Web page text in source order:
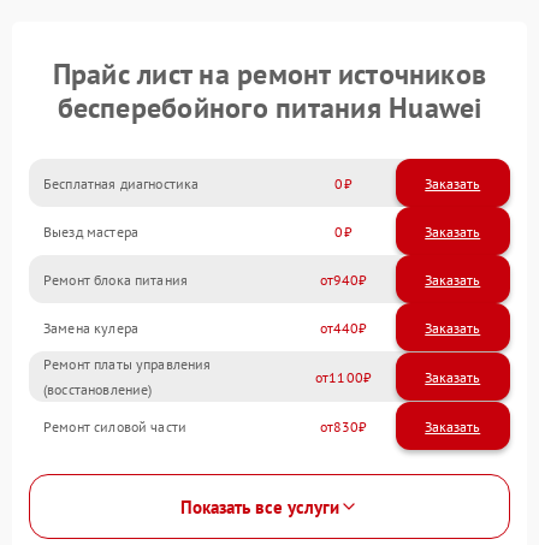
Прайс лист на ремонт источников
бесперебойного питания Huawei
Бесплатная диагностика 0 Заказать
Выезд мастера 0 Заказать
Ремонт блока питания 940
Замена кулера 440
Ремонт платы управления
(восстановление)
1100
Ремонт силовой части 830
Показать все услуги